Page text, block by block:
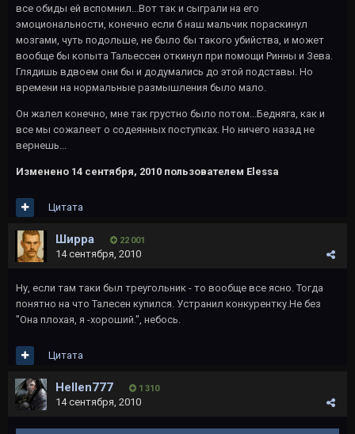
все обиды ей вспомнил...Вот так и сыграли на его
эмоциональности, конечно если б наш мальчик пораскинул
мозгами, чуть подольше, не было бы такого убийства, и может
вообще бы копыта Тальессен откинул при помощи Ринны и Зева.
Глядишь вдвоем они бы и додумались до этой подставы. Но
времени на нормальные размышления было мало.
Он жалел конечно, мне так грустно было потом...Бедняга, как и
все мы сожалеет о содеянных поступках. Но ничего назад не
вернешь...
Изменено 14 сентября, 2010 пользователем Elessa
Цитата
Ширра 22 001
14 сентября, 2010
Ну, если там таки был треугольник - то вообще все ясно. Тогда
понятно на что Талесен купился. Устранил конкурентку.Не без
"Она плохая, я -хороший.", небось.
Цитата
Hellen777 1 310
14 сентября, 2010